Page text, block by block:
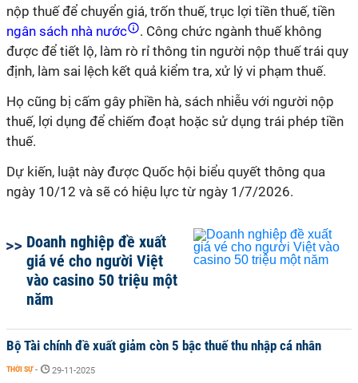
nộp thuế để chuyển giá, trốn thuế, trục lợi tiền thuế, tiền
ngân sách nhà nước
. Công chức ngành thuế không
được để tiết lộ, làm rò rỉ thông tin người nộp thuế trái quy
định, làm sai lệch kết quả kiểm tra, xử lý vi phạm thuế.
Họ cũng bị cấm gây phiền hà, sách nhiễu với người nộp
thuế, lợi dụng để chiếm đoạt hoặc sử dụng trái phép tiền
thuế.
Dự kiến, luật này được Quốc hội biểu quyết thông qua
ngày 10/12 và sẽ có hiệu lực từ ngày 1/7/2026.
Doanh nghiệp đề xuất
giá vé cho người Việt
vào casino 50 triệu một
năm
Bộ Tài chính đề xuất giảm còn 5 bậc thuế thu nhập cá nhân
THỜI SỰ - 29-11-2025